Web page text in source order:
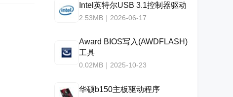
Intel英特尔USB 3.1控制器驱动
2.53MB｜2026-06-17
Award BIOS写入(AWDFLASH)
工具
0.02MB｜2025-10-23
华硕b150主板驱动程序